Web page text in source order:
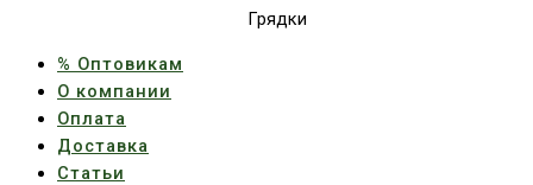
Грядки
% Оптовикам
О компании
Оплата
Доставка
Статьи